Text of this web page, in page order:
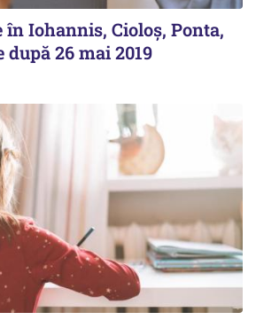
în Iohannis, Cioloș, Ponta,
26 mai 2019